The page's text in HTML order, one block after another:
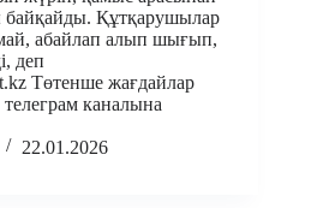
байқайды. Құтқарушылар
абайлап алып шығып,
деп
Төтенше жағдайлар
телеграм каналына
22.01.2026